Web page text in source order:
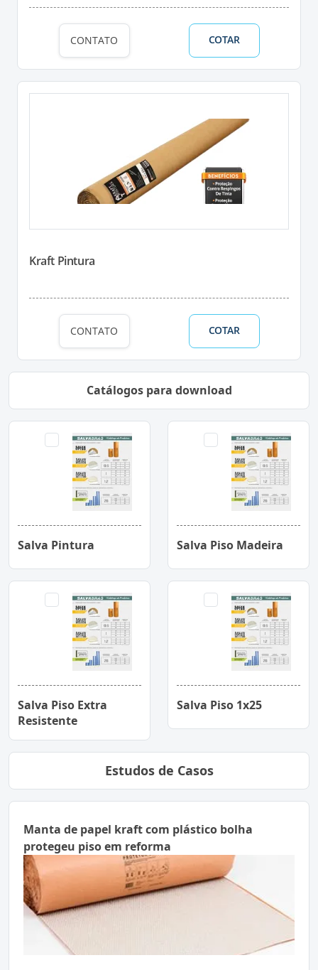
CONTATO COTAR
Kraft Pintura
CONTATO COTAR
Catálogos para download
Salva Pintura Salva Piso Madeira
Salva Piso Extra
Resistente
Salva Piso 1x25
Estudos de Casos
Manta de papel kraft com plástico bolha
protegeu piso em reforma